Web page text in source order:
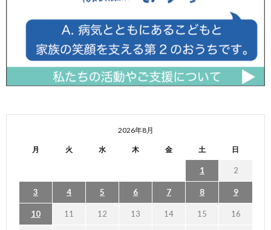
2026年8月
月 火 水 木 金 土 日
1 2
3 4 5 6 7 8 9
10 11 12 13 14 15 16